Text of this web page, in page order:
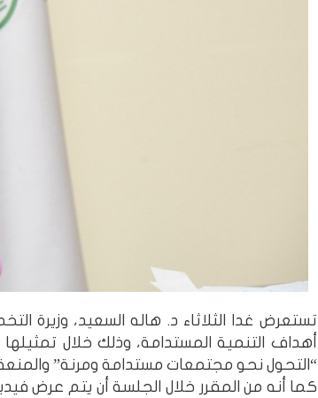
أهداف التنمية المستدامة، وذلك خلال
“التحول نحو مجتمعات مستدامة ومرنة” والمنعقد في الفترة من 9 حتي 18 يوليو الجاري
كما أنه من المقرر خلال الجلسة أن يتم عرض